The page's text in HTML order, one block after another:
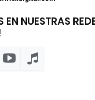
EN NUESTRAS